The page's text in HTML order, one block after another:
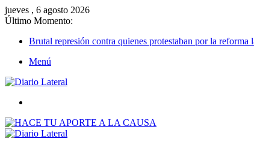
jueves , 6 agosto 2026
Último Momento:
Brutal represión contra quienes protestaban por la reforma
Menú